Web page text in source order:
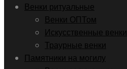
Венки ритуальные
Венки ОПТом
Искусственные венки
Траурные венки
Памятники на могилу